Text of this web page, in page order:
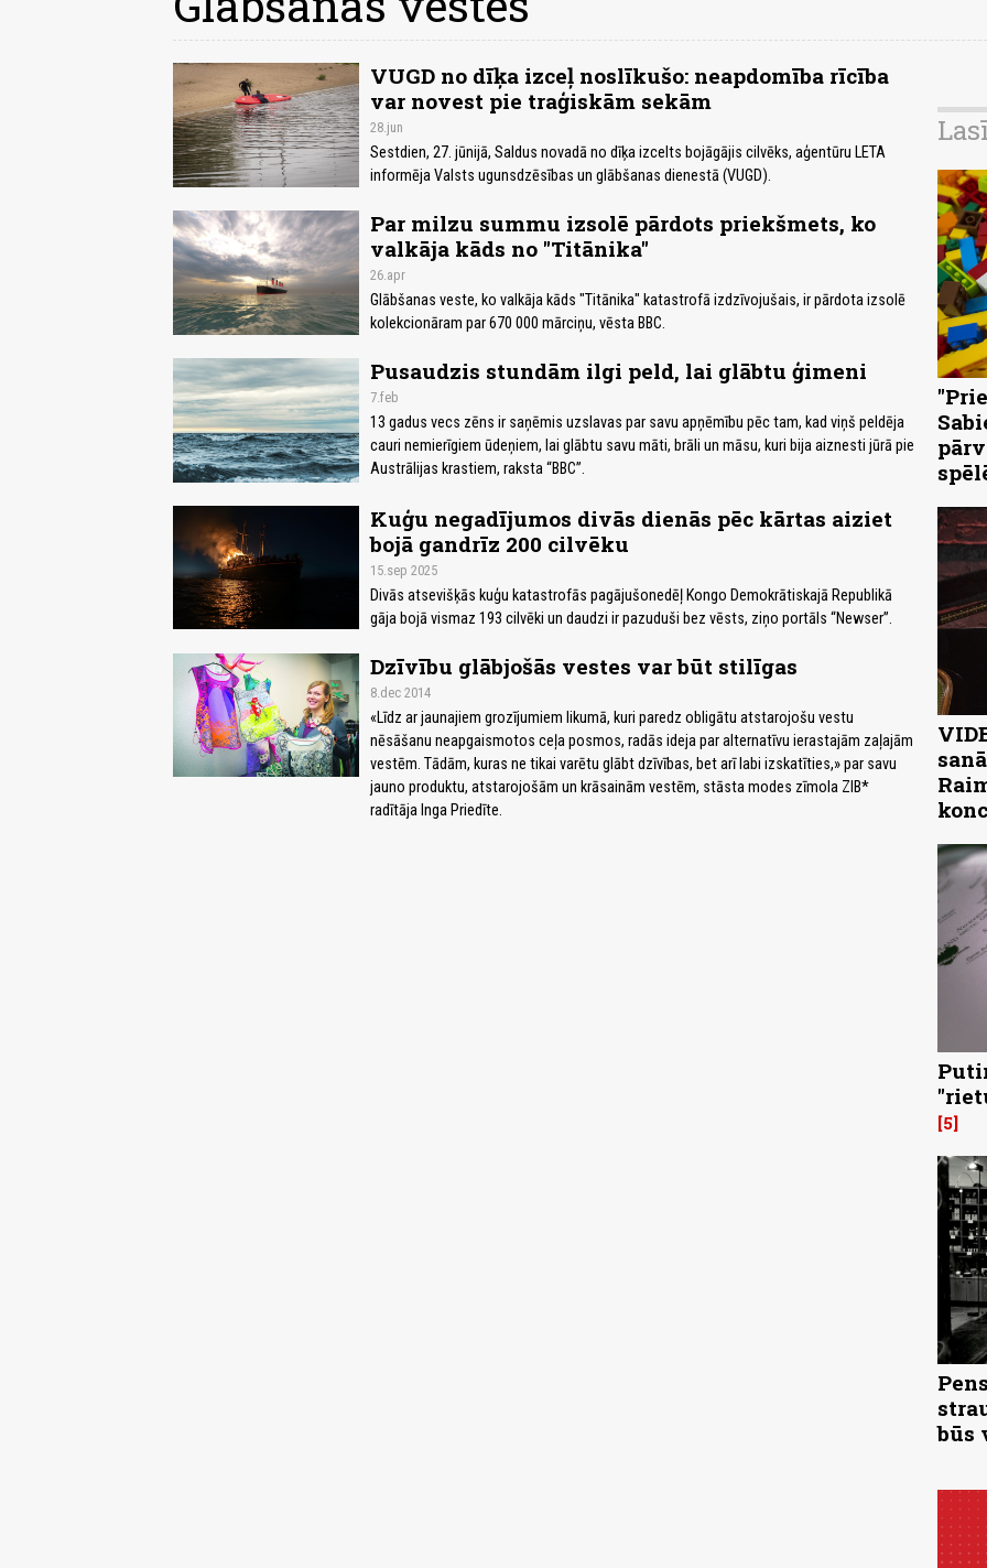
VUGD no dīķa izceļ noslīkušo: neapdomība rīcība
var novest pie traģiskām sekām
28.jun
Sestdien, 27. jūnijā, Saldus novadā no dīķa izcelts bojāgājis cilvēks, aģentūru LETA
informēja Valsts ugunsdzēsības un glābšanas dienestā (VUGD).
Par milzu summu izsolē pārdots priekšmets, ko
valkāja kāds no "Titānika"
26.apr
Glābšanas veste, ko valkāja kāds "Titānika" katastrofā izdzīvojušais, ir pārdota izsolē
kolekcionāram par 670 000 mārciņu, vēsta BBC.
Pusaudzis stundām ilgi peld, lai glābtu ģimeni
7.feb
13 gadus vecs zēns ir saņēmis uzslavas par savu apņēmību pēc tam, kad viņš peldēja
cauri nemierīgiem ūdeņiem, lai glābtu savu māti, brāli un māsu, kuri bija aiznesti jūrā pie
Austrālijas krastiem, raksta “BBC”.
Kuģu negadījumos divās dienās pēc kārtas aiziet
bojā gandrīz 200 cilvēku
15.sep 2025
Divās atsevišķās kuģu katastrofās pagājušonedēļ Kongo Demokrātiskajā Republikā
gāja bojā vismaz 193 cilvēki un daudzi ir pazuduši bez vēsts, ziņo portāls “Newser”.
Dzīvību glābjošās vestes var būt stilīgas
8.dec 2014
«Līdz ar jaunajiem grozījumiem likumā, kuri paredz obligātu atstarojošu vestu
nēsāšanu neapgaismotos ceļa posmos, radās ideja par alternatīvu ierastajām zaļajām
vestēm. Tādām, kuras ne tikai varētu glābt dzīvības, bet arī labi izskatīties,» par savu
jauno produktu, atstarojošām un krāsainām vestēm, stāsta modes zīmola ZIB*
radītāja Inga Priedīte.
5
būs